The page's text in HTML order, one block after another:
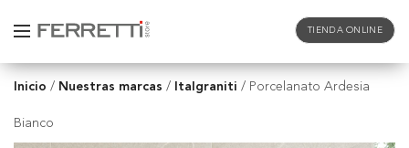
TIENDA ONLINE
Inicio / Nuestras marcas / Italgraniti / Porcelanato Ardesia
Bianco